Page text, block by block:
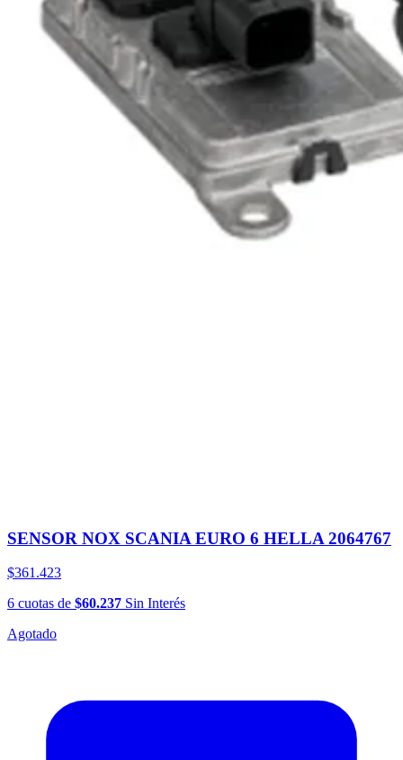
SENSOR NOX SCANIA EURO 6 HELLA 2064767
$361.423
6 cuotas de $60.237 Sin Interés
Agotado